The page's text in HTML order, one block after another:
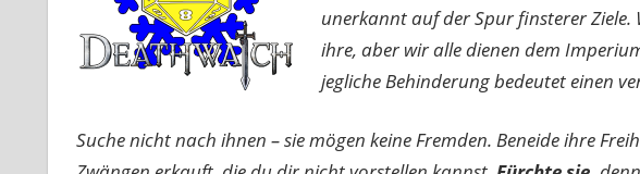
unerkannt auf der Spur finsterer Ziele.
ihre, aber wir alle dienen dem
jegliche Behinderung bedeutet einen
Suche nicht nach ihnen – sie mögen keine Fremden. Beneide ihre